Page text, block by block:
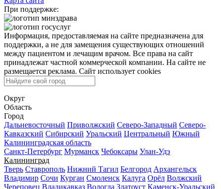
При поддержке:
Информация, предоставляемая на сайте предназначена для
поддержки, а не для замещения существующих отношений
между пациентом и лечащим врачом. Все права на сайт
принадлежат частной коммерческой компании. На сайте не
размещается реклама. Сайт использует cookies
Округ
Область
Город
Дальневосточный Приволжский Северо-Западный Северо-
Кавказский Сибирский Уральский Центральный Южный
Калининградская область
Санкт-Петербург Мурманск Чебоксары Улан-Удэ
Калининград
Тверь Ставрополь Нижний Тагил Белгород Архангельск
Владимир Сочи Курган Смоленск Калуга Орёл Волжский
Череповец Владикавказ Вологда Златоуст Каменск-Уральский